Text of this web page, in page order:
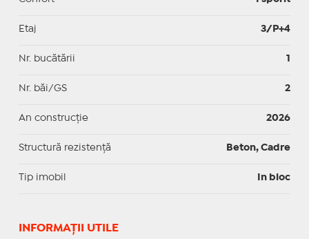
Etaj 3/P+4
Nr. bucătării 1
Nr. băi/GS 2
An construcție 2026
Structură rezistență Beton, Cadre
Tip imobil In bloc
INFORMAŢII UTILE